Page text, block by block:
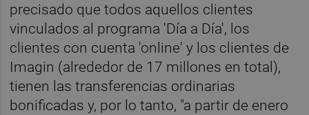
precisado que todos aquellos clientes
vinculados al programa 'Día a Día', los
clientes con cuenta 'online' y los clientes de
Imagin (alrededor de 17 millones en total),
tienen las transferencias ordinarias
bonificadas y, por lo tanto, "a partir de enero